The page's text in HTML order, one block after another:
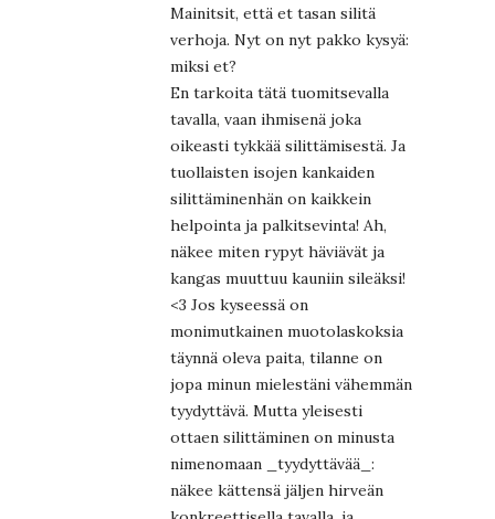
Mainitsit, että et tasan silitä
verhoja. Nyt on nyt pakko kysyä:
miksi et?
En tarkoita tätä tuomitsevalla
tavalla, vaan ihmisenä joka
oikeasti tykkää silittämisestä. Ja
tuollaisten isojen kankaiden
silittäminenhän on kaikkein
helpointa ja palkitsevinta! Ah,
näkee miten rypyt häviävät ja
kangas muuttuu kauniin sileäksi!
<3 Jos kyseessä on
monimutkainen muotolaskoksia
täynnä oleva paita, tilanne on
jopa minun mielestäni vähemmän
tyydyttävä. Mutta yleisesti
ottaen silittäminen on minusta
nimenomaan _tyydyttävää_:
näkee kättensä jäljen hirveän